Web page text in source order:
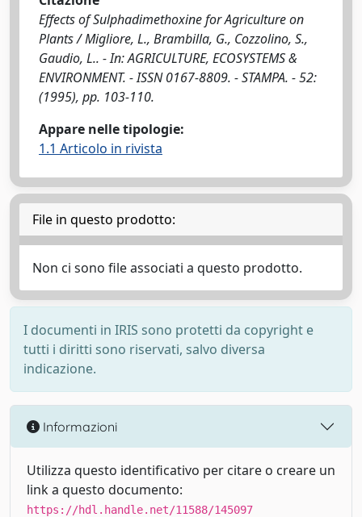
Effects of Sulphadimethoxine for Agriculture on
Plants / Migliore, L., Brambilla, G., Cozzolino, S.,
Gaudio, L.. - In: AGRICULTURE, ECOSYSTEMS &
ENVIRONMENT. - ISSN 0167-8809. - STAMPA. - 52:
(1995), pp. 103-110.
Appare nelle tipologie:
1.1 Articolo in rivista
File in questo prodotto:
Non ci sono file associati a questo prodotto.
I documenti in IRIS sono protetti da copyright e
tutti i diritti sono riservati, salvo diversa
indicazione.
Informazioni
Utilizza questo identificativo per citare o creare un
link a questo documento:
https://hdl.handle.net/11588/145097